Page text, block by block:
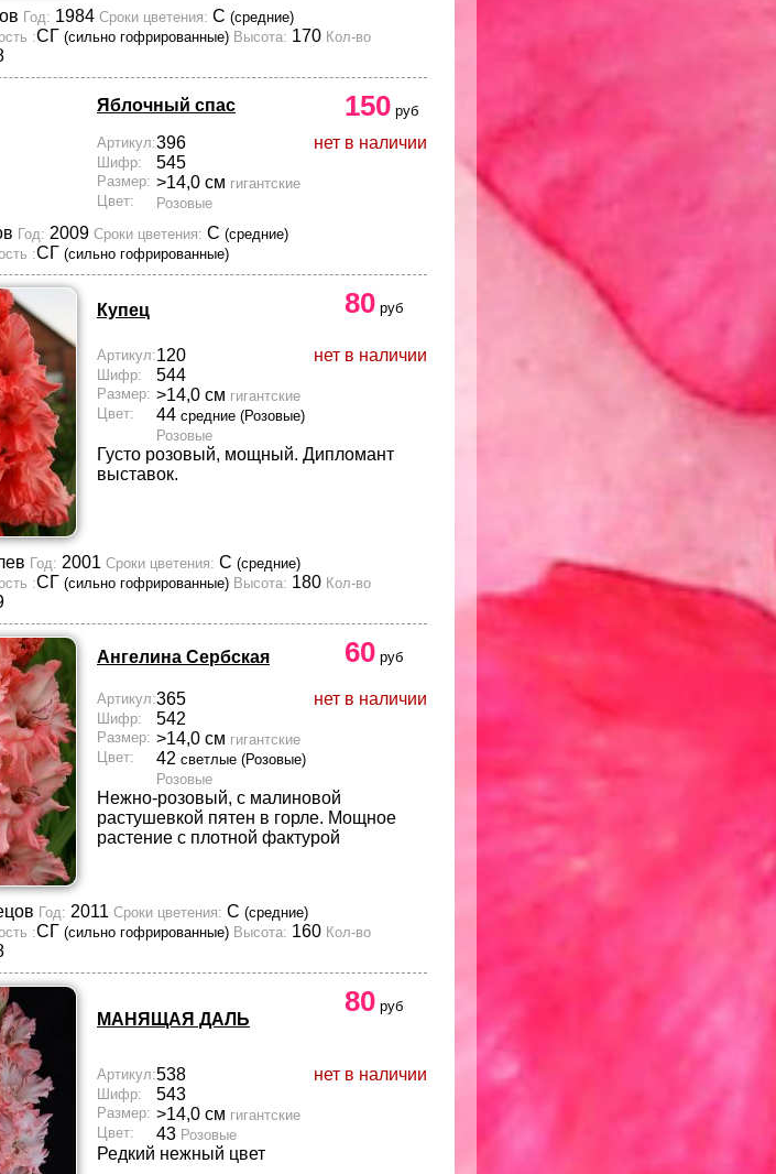
Год: 1984 Сроки цветения: С (средние)
:СГ (сильно гофрированные) Высота: 170 Кол-во
Яблочный спас 150 руб
нет в наличии
Артикул:396
Шифр: 545
Размер: >14,0 см гигантские
Цвет:
Розовые
Год: 2009 Сроки цветения: С (средние)
:СГ (сильно гофрированные)
Купец 80 руб
нет в наличии
Артикул:120
Шифр: 544
Размер: >14,0 см гигантские
Цвет:
44 средние (Розовые)
Розовые
Густо розовый, мощный. Дипломант
выставок.
Год: 2001 Сроки цветения: С (средние)
:СГ (сильно гофрированные) Высота: 180 Кол-во
Ангелина Сербская 60 руб
нет в наличии
Артикул:365
Шифр: 542
Размер: >14,0 см гигантские
Цвет:
42 светлые (Розовые)
Розовые
Нежно-розовый, с малиновой
растушевкой пятен в горле. Мощное
растение с плотной фактурой
Год: 2011 Сроки цветения: С (средние)
:СГ (сильно гофрированные) Высота: 160 Кол-во
МАНЯЩАЯ ДАЛЬ
80 руб
нет в наличии
Артикул:538
Шифр: 543
Размер: >14,0 см гигантские
Цвет:
43 Розовые
Редкий нежный цвет